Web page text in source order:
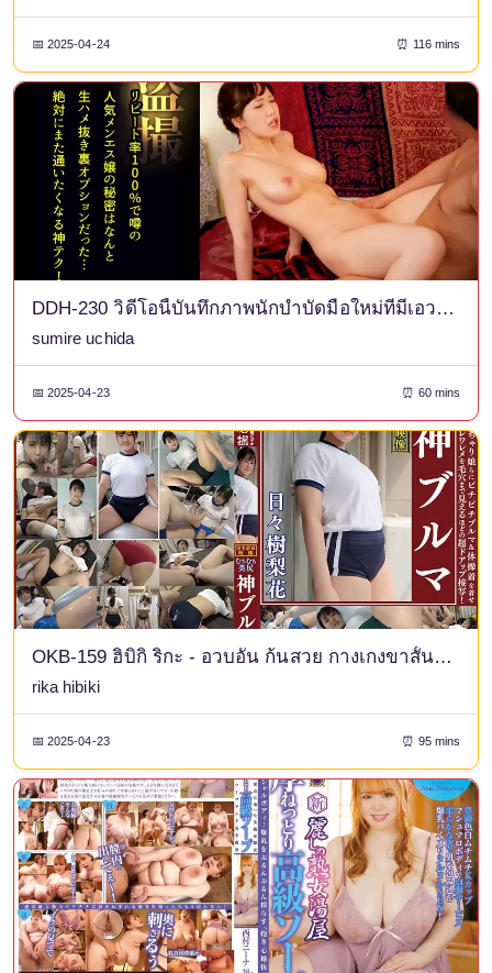
📅 2025-04-24 ⏰ 116 mins
DDH-230 วิดีโอนี้บันทึกภาพนักบำบัดมือใหม่ที่มีเอวคอดสวยและหุ่นดีพร้อมหน้าอกคัพ H ขนาดใหญ่ที่ต้องพึ่งพาลูกค้าประจำ และยังไปไกลถึงขั้นมีเซ็กส์กันด้วย แม้ว่าเธอจะสับสนกับสภาพแวดล้อมที่ไม่คุ้นเคย แต่เธอก็ไม่สามารถหยุดเซ็กส์ที่ได้เริ่มต้นไปแล้วได้และจบลงด้วยการโดนครีมไหลออกมา... #ผู้รับผิดชอบ: ซุมิเระ
sumire uchida
📅 2025-04-23 ⏰ 60 mins
OKB-159 ฮิบิกิ ริกะ - อวบอั๋น ก้นสวย กางเกงขาสั้นสุดเซ็กซี่ สาวสวยและสาวอวบแต่งตัวด้วยกางเกงขาสั้นรัดรูปและชุดออกกำลังกาย และเราถ่ายภาพกางเกงชั้นในและช่องคลอดที่เปียกเหงื่อของพวกเธอแบบใกล้ชิดมาก จนคุณสามารถมองเห็นรูขุมขนของพวกเธอได้! นอกจากนี้เรายังมี AV แบบเต็มรูปแบบสำหรับคนรักการโชว์ชุดเต็ม รวมถึงการซดก้น การฉี่ขณะสวมเสื้อผ้า และการฉีดน้ำอสุจิใส่ชุดเต็ม
rika hibiki
📅 2025-04-23 ⏰ 95 mins